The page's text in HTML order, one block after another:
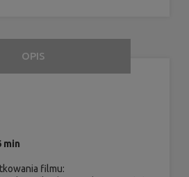
OPIS
min
filmu: